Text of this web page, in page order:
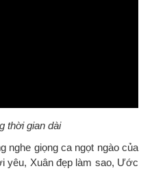
thời gian dài
nghe giọng ca ngọt ngào của
yêu, Xuân đẹp làm sao, Ước